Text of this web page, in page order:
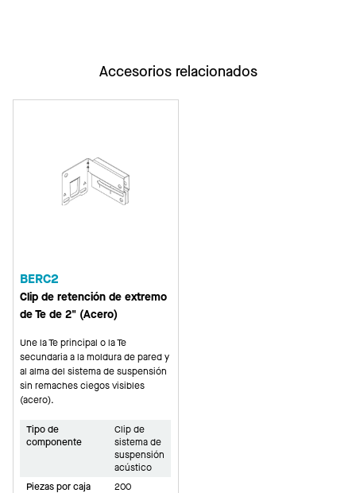
Accesorios relacionados
BERC2
Clip de retención de extremo
de Te de 2" (Acero)
Une la Te principal o la Te
secundaria a la moldura de pared y
al alma del sistema de suspensión
sin remaches ciegos visibles
(acero).
Tipo de
componente
Clip de
sistema de
suspensión
acústico
Piezas por caja
200